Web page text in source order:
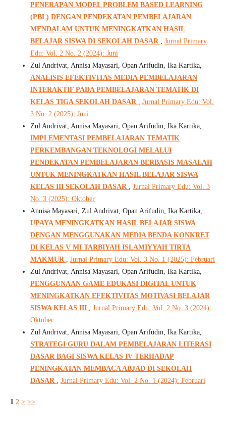
PENERAPAN MODEL PROBLEM BASED LEARNING
(PBL) DENGAN PENDEKATAN PEMBELAJARAN
MENDALAM UNTUK MENINGKATKAN HASIL
BELAJAR SISWA DI SEKOLAH DASAR
Jurnal Primary
Edu: Vol. 2 No. 2 (2024): Juni
Zul Andrivat, Annisa Mayasari, Opan Arifudin, Ika Kartika,
ANALISIS EFEKTIVITAS MEDIA PEMBELAJARAN
INTERAKTIF PADA PEMBELAJARAN TEMATIK DI
KELAS TIGA SEKOLAH DASAR
Jurnal Primary Edu: Vol.
3 No. 2 (2025): Juni
Zul Andrivat, Annisa Mayasari, Opan Arifudin, Ika Kartika,
IMPLEMENTASI PEMBELAJARAN TEMATIK
PERKEMBANGAN TEKNOLOGI MELALUI
PENDEKATAN PEMBELAJARAN BERBASIS MASALAH
UNTUK MENINGKATKAN HASIL BELAJAR SISWA
KELAS III SEKOLAH DASAR
Jurnal Primary Edu: Vol. 3
No. 3 (2025): Oktober
Annisa Mayasari, Zul Andrivat, Opan Arifudin, Ika Kartika,
UPAYA MENINGKATKAN HASIL BELAJAR SISWA
DENGAN MENGGUNAKAN MEDIA BENDA KONKRET
DI KELAS V MI TARBIYAH ISLAMIYYAH TIRTA
MAKMUR
Jurnal Primary Edu: Vol. 3 No. 1 (2025): Februari
Zul Andrivat, Annisa Mayasari, Opan Arifudin, Ika Kartika,
PENGGUNAAN GAME EDUKASI DIGITAL UNTUK
MENINGKATKAN EFEKTIVITAS MOTIVASI BELAJAR
SISWA KELAS III
Jurnal Primary Edu: Vol. 2 No. 3 (2024):
Oktober
Zul Andrivat, Annisa Mayasari, Opan Arifudin, Ika Kartika,
STRATEGI GURU DALAM PEMBELAJARAN LITERASI
DASAR BAGI SISWA KELAS IV TERHADAP
PENINGKATAN MEMBACA ABJAD DI SEKOLAH
DASAR
Jurnal Primary Edu: Vol. 2 No. 1 (2024): Februari
1 2 > >>